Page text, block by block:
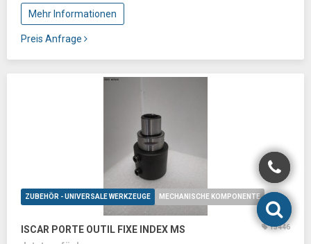
Mehr Informationen
Preis Anfrage
ZUBEHÖR - UNIVERSALE WERKZEUGE MECHANISCHE KOMPONENTE
ISCAR PORTE OUTIL FIXE INDEX MS 15446